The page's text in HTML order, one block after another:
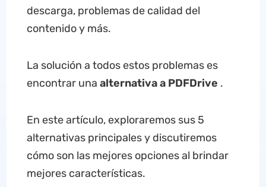
descarga, problemas de calidad del
contenido y más.
La solución a todos estos problemas es
encontrar una alternativa a PDFDrive .
En este artículo, exploraremos sus 5
alternativas principales y discutiremos
cómo son las mejores opciones al brindar
mejores características.